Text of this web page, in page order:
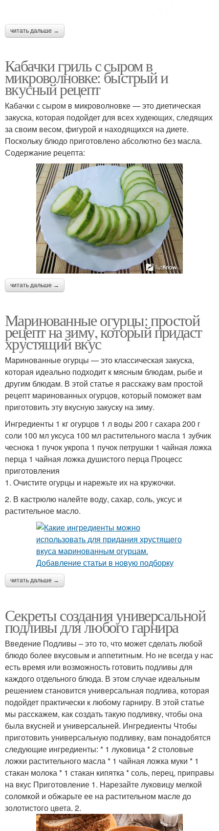
читать дальше →
Кабачки гриль с сыром в
микроволновке: быстрый и
вкусный рецепт
Кабачки с сыром в микроволновке — это диетическая
закуска, которая подойдет для всех худеющих, следящих
за своим весом, фигурой и находящихся на диете.
Поскольку блюдо приготовлено абсолютно без масла.
Содержание рецепта:
читать дальше →
Маринованные огурцы: простой
рецепт на зиму, который придаст
хрустящий вкус
Маринованные огурцы — это классическая закуска,
которая идеально подходит к мясным блюдам, рыбе и
другим блюдам. В этой статье я расскажу вам простой
рецепт маринованных огурцов, который поможет вам
приготовить эту вкусную закуску на зиму.
Ингредиенты 1 кг огурцов 1 л воды 200 г сахара 200 г
соли 100 мл уксуса 100 мл растительного масла 1 зубчик
чеснока 1 пучок укропа 1 пучок петрушки 1 чайная ложка
перца 1 чайная ложка душистого перца Процесс
приготовления
1. Очистите огурцы и нарежьте их на кружочки.
2. В кастрюлю налейте воду, сахар, соль, уксус и
растительное масло.
читать дальше →
Секреты создания универсальной
подливы для любого гарнира
Введение Подливы – это то, что может сделать любой
блюдо более вкусовым и аппетитным. Но не всегда у нас
есть время или возможность готовить подливы для
каждого отдельного блюда. В этом случае идеальным
решением становится универсальная подлива, которая
подойдет практически к любому гарниру. В этой статье
мы расскажем, как создать такую подливку, чтобы она
была вкусней и универсальней. Ингредиенты Чтобы
приготовить универсальную подливку, вам понадобятся
следующие ингредиенты: * 1 луковица * 2 столовые
ложки растительного масла * 1 чайная ложка муки * 1
стакан молока * 1 стакан кипятка * соль, перец, приправы
на вкус Приготовление 1. Нарезайте луковицу мелкой
соломкой и обжарьте ее на растительном масле до
золотистого цвета. 2.